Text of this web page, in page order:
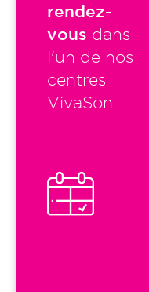
rendez-
vous dans
l'un de nos
centres
VivaSon